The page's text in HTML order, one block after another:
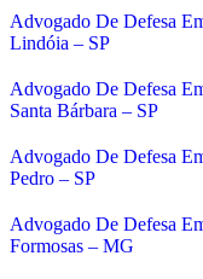
Advogado De Defesa
Lindóia – SP
Advogado De Defesa
Santa Bárbara – SP
Advogado De Defesa
Pedro – SP
Advogado De Defesa
Formosas – MG